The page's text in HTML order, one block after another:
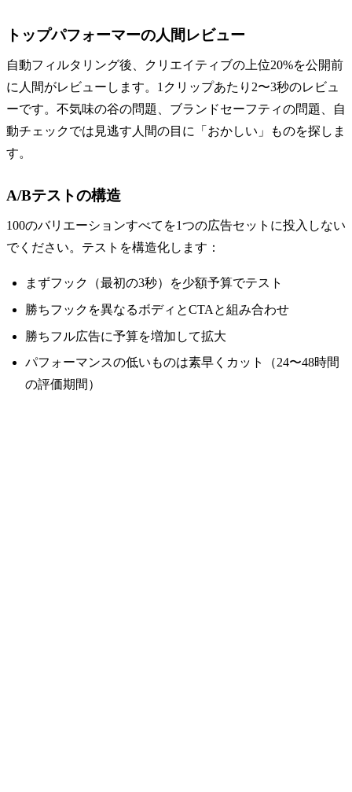
トップパフォーマーの人間レビュー
自動フィルタリング後、クリエイティブの上位20%を公開前
に人間がレビューします。1クリップあたり2〜3秒のレビュ
ーです。不気味の谷の問題、ブランドセーフティの問題、自
動チェックでは見逃す人間の目に「おかしい」ものを探しま
す。
A/Bテストの構造
100のバリエーションすべてを1つの広告セットに投入しない
でください。テストを構造化します：
まずフック（最初の3秒）を少額予算でテスト
勝ちフックを異なるボディとCTAと組み合わせ
勝ちフル広告に予算を増加して拡大
パフォーマンスの低いものは素早くカット（24〜48時間
の評価期間）